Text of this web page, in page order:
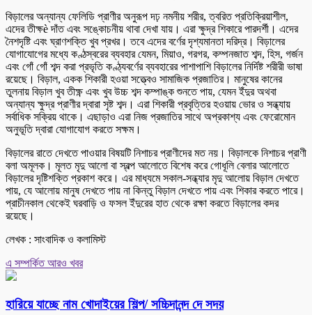
বিড়ালের অন্যান্য ফেলিডি প্রাণীর অনুরূপ দঢ় নমনীয় শরীর, ত্বরিত প্রতিক্রিয়াশীল,
এদের তীক্ষè দাঁত এবং সঙ্কোচনীয় থাবা দেখা যায়। এরা ক্ষুদ্র শিকারে পারদর্শী। এদের
নৈশদৃষ্টি এবং ঘ্রাণশক্তি খুব প্রখর। তবে এদের বর্ণের দৃশ্যমানতা দরিদ্র। বিড়ালের
যোগাযোগের মধ্যে কণ্ঠস্বরের ব্যবহার যেমন, মিয়াও, গরগর, কম্পনজাত শব্দ, হিস, গর্জন
এবং গোঁ গোঁ শব্দ করা প্রভৃতি কণ্ঠ্যবর্ণের ব্যবহারের পাশাপাশি বিড়ালের নির্দিষ্ট শরীরী ভাষা
রয়েছে। বিড়াল, একক শিকারী হওয়া সত্ত্বেও সামাজিক প্রজাতির। মানুষের কানের
তুলনায় বিড়াল খুব তীক্ষ্ণ এবং খুব উচ্চ শব্দ কম্পাঙ্ক শুনতে পায়, যেমন ইঁদুর অথবা
অন্যান্য ক্ষুদ্র প্রাণীর দ্বারা সৃষ্ট শব্দ। এরা শিকারী প্রবৃত্তির হওয়ায় ভোর ও সন্ধ্যায়
সর্বাধিক সক্রিয় থাকে। এছাড়াও এরা নিজ প্রজাতির সাথে অপ্রকাশ্য এবং ফেরোমোন
অনুভূতি দ্বারা যোগাযোগ করতে সক্ষম।
বিড়ালের রাতে দেখতে পাওয়ার বিষয়টি নিশাচর প্রাণীদের মত নয়। বিড়ালকে নিশাচর প্রাণী
বলা অমূলক। মূলত মৃদু আলো বা স্বল্প আলোতে বিশেষ করে গোধূলি বেলার আলোতে
বিড়ালের দৃষ্টিশক্তি প্রকাশ করে। এর মাধ্যমে সকাল-সন্ধ্যার মৃদু আলোয় বিড়াল দেখতে
পায়, যে আলোয় মানুষ দেখতে পায় না কিন্তু বিড়াল দেখতে পায় এবং শিকার করতে পারে।
প্রাচীনকাল থেকেই ঘরবাড়ি ও ফসল ইঁদুরের হাত থেকে রক্ষা করতে বিড়ালের কদর
রয়েছে।
লেখক : সাংবাদিক ও কলামিস্ট
এ সম্পর্কিত আরও খবর
হারিয়ে যাচ্ছে নাম খোদাইয়ের শিল্প/ সচ্চিদানন্দ দে সদয়